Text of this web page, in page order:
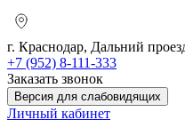
г. Краснодар, Дальний
+7 (952) 8-111-333
Заказать звонок
Версия для слабовидящих
Личный кабинет